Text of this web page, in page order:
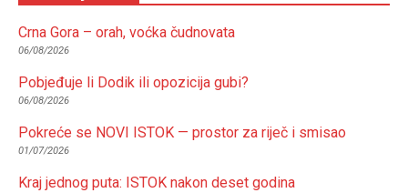
Crna Gora – orah, voćka čudnovata
06/08/2026
Pobjeđuje li Dodik ili opozicija gubi?
06/08/2026
Pokreće se NOVI ISTOK — prostor za riječ i smisao
01/07/2026
Kraj jednog puta: ISTOK nakon deset godina